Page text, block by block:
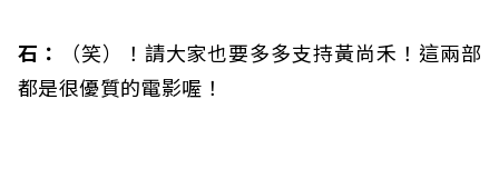
石：
（笑）！請大家也要多多支持黃尚禾！這兩部
都是很優質的電影喔！